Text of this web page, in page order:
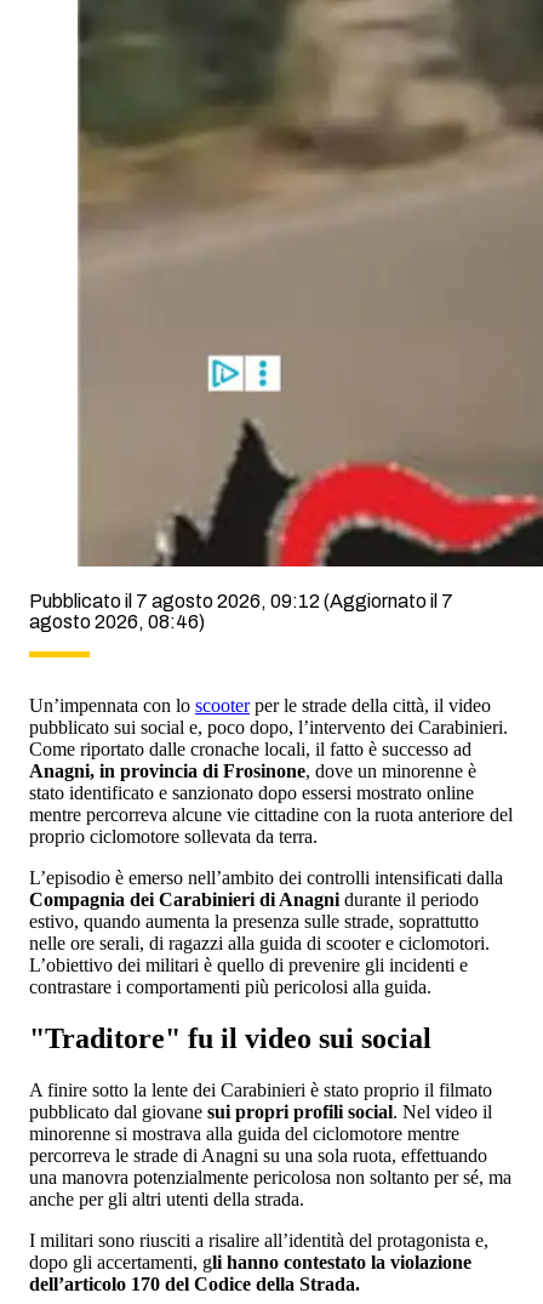
Pubblicato il 7 agosto 2026, 09:12(Aggiornato il 7
agosto 2026, 08:46)
Un’impennata con lo scooterper le strade della città, il video
pubblicato sui social e, poco dopo, l’intervento dei Carabinieri.
Come riportato dalle cronache locali, il fatto è successo ad
Anagni, in provincia di Frosinone, dove un minorenne è
stato identificato e sanzionato dopo essersi mostrato online
mentre percorreva alcune vie cittadine con la ruota anteriore del
proprio ciclomotore sollevata da terra.
L’episodio è emerso nell’ambito dei controlli intensificati dalla
Compagnia dei Carabinieri di Anagnidurante il periodo
estivo, quando aumenta la presenza sulle strade, soprattutto
nelle ore serali, di ragazzi alla guida di scooter e ciclomotori.
L’obiettivo dei militari è quello di prevenire gli incidenti e
contrastare i comportamenti più pericolosi alla guida.
"Traditore" fu il video sui social
A finire sotto la lente dei Carabinieri è stato proprio il filmato
pubblicato dal giovane sui propri profili social. Nel video il
minorenne si mostrava alla guida del ciclomotore mentre
percorreva le strade di Anagni su una sola ruota, effettuando
una manovra potenzialmente pericolosa non soltanto per sé, ma
anche per gli altri utenti della strada.
I militari sono riusciti a risalire all’identità del protagonista e,
dopo gli accertamenti, gli hanno contestato la violazione
dell’articolo 170 del Codice della Strada.